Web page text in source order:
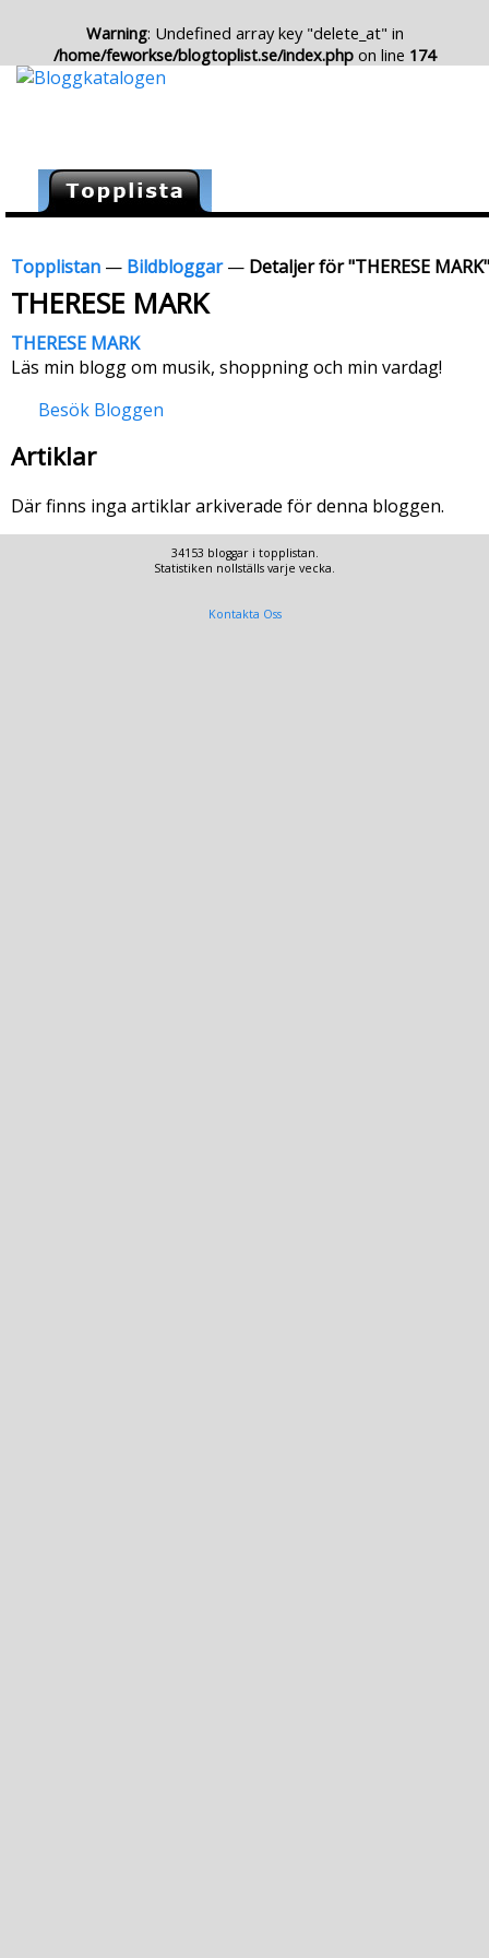
Warning: Undefined array key "delete_at" in
/home/feworkse/blogtoplist.se/index.php on line 174
Topplistan — Bildbloggar— Detaljer för "THERESE MARK"
THERESE MARK
THERESE MARK
Läs min blogg om musik, shoppning och min vardag!
Besök Bloggen
Artiklar
Där finns inga artiklar arkiverade för denna bloggen.
34153 bloggar i topplistan.
Statistiken nollställs varje vecka.
Kontakta Oss